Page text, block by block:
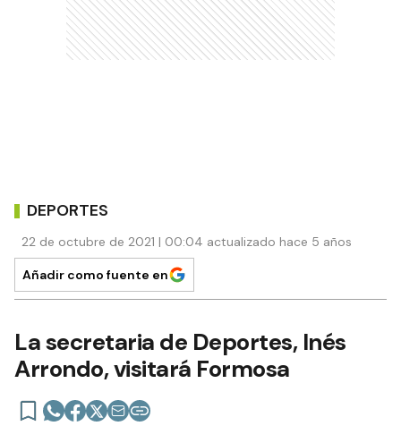
DEPORTES
22 de octubre de 2021 | 00:04 actualizado hace 5 años
Añadir como fuente en
La secretaria de Deportes, Inés
Arrondo, visitará Formosa